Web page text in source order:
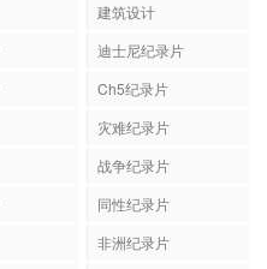
建筑设计
迪士尼纪录片
Ch5纪录片
灾难纪录片
战争纪录片
同性纪录片
非洲纪录片